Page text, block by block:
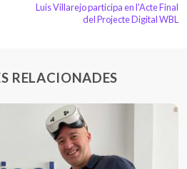
Luis Villarejo participa en l'Acte Final
del Projecte Digital WBL
RELACIONADES